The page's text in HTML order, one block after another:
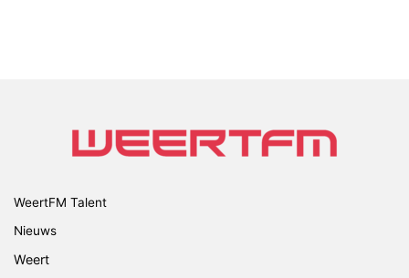
WeertFM Talent
Nieuws
Weert